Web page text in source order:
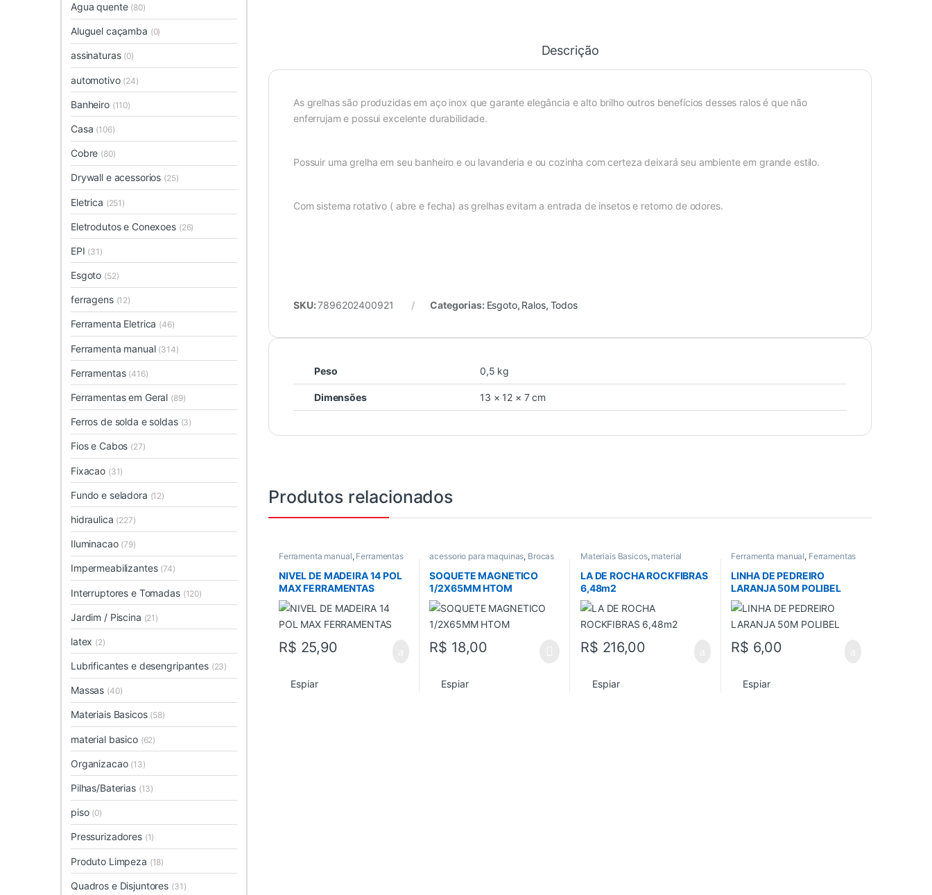
Descrição
As grelhas são produzidas em aço inox que garante elegância e alto brilho outros benefícios desses ralos é que não
enferrujam e possui excelente durabilidade.
Possuir uma grelha em seu banheiro e ou lavanderia e ou cozinha com certeza deixará seu ambiente em grande estilo.
Com sistema rotativo ( abre e fecha) as grelhas evitam a entrada de insetos e retorno de odores.
SKU:7896202400921 Categorias: Esgoto, Ralos, Todos
Peso 0,5 kg
Dimensões 13 × 12 × 7 cm
Produtos relacionados
Ferramenta manual, Ferramentas
NIVEL DE MADEIRA 14 POL
MAX FERRAMENTAS
R$ 25,90
Espiar
acessorio para maquinas, Brocas
Parafusadeira /
furadeira,Todos
SOQUETE MAGNETICO
1/2X65MM HTOM
R$ 18,00
Espiar
Materiais Basicos, material
LA DE ROCHA ROCKFIBRAS
6,48m2
R$ 216,00
Espiar
Ferramenta manual, Ferramentas
LINHA DE PEDREIRO
LARANJA 50M POLIBEL
R$ 6,00
Espiar
Agua quente (80)
Aluguel caçamba (0)
assinaturas (0)
automotivo (24)
Banheiro (110)
Casa (106)
Cobre (80)
Drywall e acessorios (25)
Eletrica (251)
Eletrodutos e Conexoes (26)
EPI (31)
Esgoto (52)
ferragens (12)
Ferramenta Eletrica (46)
Ferramenta manual (314)
Ferramentas (416)
Ferramentas em Geral (89)
Ferros de solda e soldas (3)
Fios e Cabos (27)
Fixacao (31)
Fundo e seladora (12)
hidraulica (227)
Iluminacao (79)
Impermeabilizantes (74)
Interruptores e Tomadas (120)
Jardim / Piscina (21)
latex (2)
Lubrificantes e desengripantes (23)
Massas (40)
Materiais Basicos (58)
material basico (62)
Organizacao (13)
Pilhas/Baterias (13)
piso (0)
Pressurizadores (1)
Produto Limpeza (18)
Quadros e Disjuntores (31)